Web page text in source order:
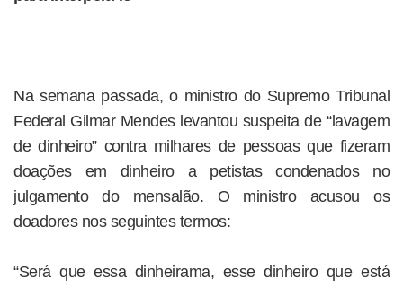
Na semana passada, o ministro do Supremo Tribunal
Federal Gilmar Mendes levantou suspeita de “lavagem
de dinheiro” contra milhares de pessoas que fizeram
doações em dinheiro a petistas condenados no
julgamento do mensalão. O ministro acusou os
doadores nos seguintes termos:
“Será que essa dinheirama, esse dinheiro que está